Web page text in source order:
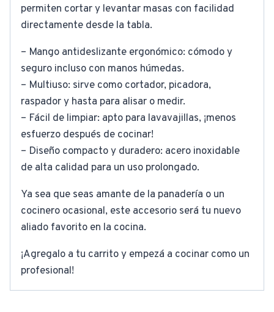
permiten cortar y levantar masas con facilidad
directamente desde la tabla.
– Mango antideslizante ergonómico: cómodo y
seguro incluso con manos húmedas.
– Multiuso: sirve como cortador, picadora,
raspador y hasta para alisar o medir.
– Fácil de limpiar: apto para lavavajillas, ¡menos
esfuerzo después de cocinar!
– Diseño compacto y duradero: acero inoxidable
de alta calidad para un uso prolongado.
Ya sea que seas amante de la panadería o un
cocinero ocasional, este accesorio será tu nuevo
aliado favorito en la cocina.
¡Agregalo a tu carrito y empezá a cocinar como un
profesional!